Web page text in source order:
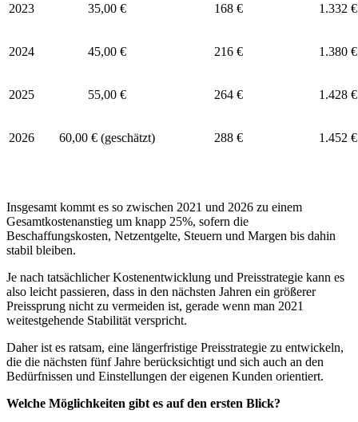
2023 35,00 € 168 € 1.332 €
2024 45,00 € 216 € 1.380 €
2025 55,00 € 264 € 1.428 €
2026 60,00 € (geschätzt) 288 € 1.452 €
Insgesamt kommt es so zwischen 2021 und 2026 zu einem
Gesamtkostenanstieg um knapp 25%, sofern die
Beschaffungskosten, Netzentgelte, Steuern und Margen bis dahin
stabil bleiben.
Je nach tatsächlicher Kostenentwicklung und Preisstrategie kann es
also leicht passieren, dass in den nächsten Jahren ein größerer
Preissprung nicht zu vermeiden ist, gerade wenn man 2021
weitestgehende Stabilität verspricht.
Daher ist es ratsam, eine längerfristige Preisstrategie zu entwickeln,
die die nächsten fünf Jahre berücksichtigt und sich auch an den
Bedürfnissen und Einstellungen der eigenen Kunden orientiert.
Welche Möglichkeiten gibt es auf den ersten Blick?